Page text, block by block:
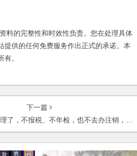
的完整性和时效性负责。您在处理具体
供的任何免费服务作出正式的承诺。本
。
下一篇
、不年检，也不去办注销，还可以在开公司吗？是否有影响？